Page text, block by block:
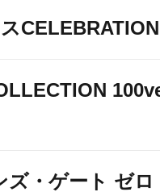
CELEBRATION
・ゲート ゼロ